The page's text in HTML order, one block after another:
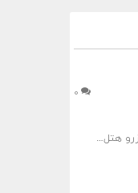
۰
هتل…